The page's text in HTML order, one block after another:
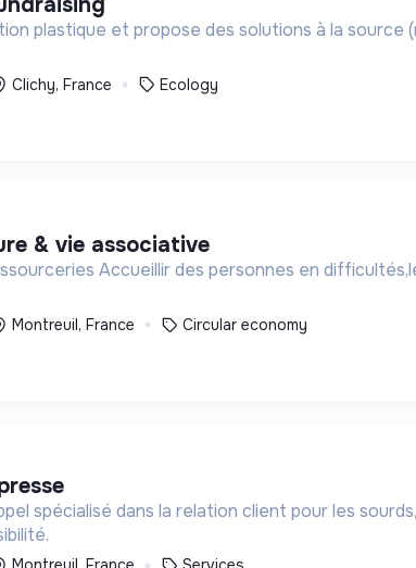
Clichy, France Ecology
& vie associative
Accueillir des personnes en
Montreuil, France Circular economy
spécialisé dans la relation client pour les